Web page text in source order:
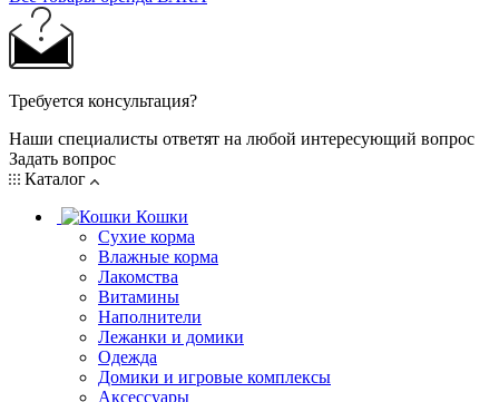
Требуется консультация?
Наши специалисты ответят на любой интересующий вопрос
Задать вопрос
Каталог
Кошки
Сухие корма
Влажные корма
Лакомства
Витамины
Наполнители
Лежанки и домики
Одежда
Домики и игровые комплексы
Аксессуары